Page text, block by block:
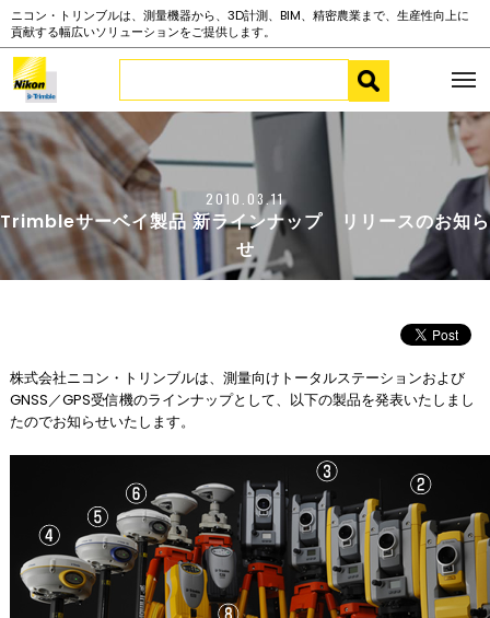
ニコン・トリンブルは、測量機器から、3D計測、BIM、精密農業まで、生産性向上に
貢献する幅広いソリューションをご提供します。
2010.03.11
Trimbleサーベイ製品 新ラインナップ リリースのお知ら
せ
株式会社ニコン・トリンブルは、測量向けトータルステーションおよび
GNSS／GPS受信機のラインナップとして、以下の製品を発表いたしまし
たのでお知らせいたします。